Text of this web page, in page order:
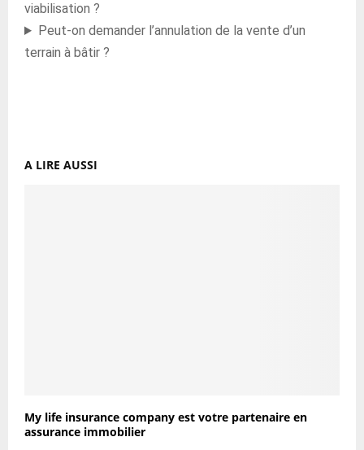
viabilisation ?
Peut-on demander l’annulation de la vente d’un
terrain à bâtir ?
A LIRE AUSSI
My life insurance company est votre partenaire en
assurance immobilier